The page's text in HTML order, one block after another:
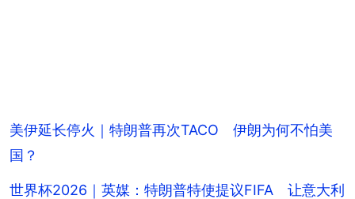
美伊延长停火｜特朗普再次TACO 伊朗为何不怕美
国？
世界杯2026｜英媒：特朗普特使提议FIFA 让意大利